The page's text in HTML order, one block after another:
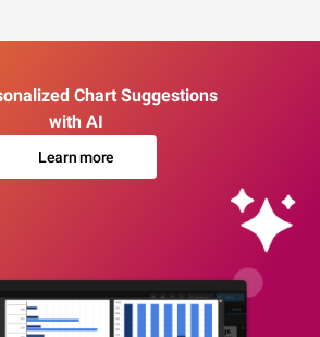
Chart Suggestions
with AI
Learn more